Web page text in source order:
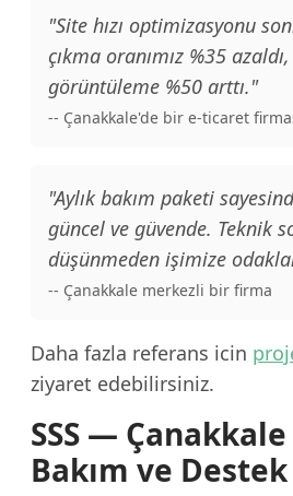
"Site hızı optimizasyonu
çıkma oranımız %35
görüntüleme %50 arttı."
-- Çanakkale'de bir e-ticaret
"Aylık bakım paketi
güncel ve güvende. Teknik
düşünmeden işimize
-- Çanakkale merkezli bir firma
Daha fazla referans icin
ziyaret edebilirsiniz.
SSS —
Bakım ve Destek